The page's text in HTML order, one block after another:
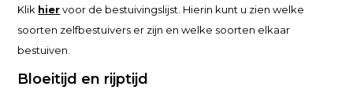
Klik hiervoor de bestuivingslijst. Hierin kunt u zien welke
soorten zelfbestuivers er zijn en welke soorten elkaar
bestuiven.
Bloeitijd en rijptijd